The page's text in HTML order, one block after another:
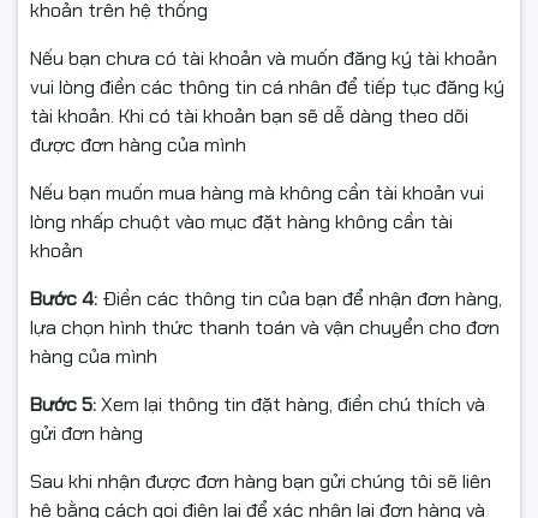
🛠️ Hướng dẫn nhanh
Tắt máy, để nguội cụm sấy trước khi thao tác
Tránh chạm tay vào bề mặt trống; lắp đúng vị trí chốt
Nên kiểm tra đồng thời gạt mực, trục từ, bao lụa – quả
đào – mỡ chịu nhiệt để đạt chất lượng tối ưu
✅ Cam kết từ Ngọc Thọ Computer
Nguồn gốc rõ ràng – Hàng mới – Full VAT
khoản trên hệ thống
Nếu bạn chưa có tài khoản và muốn đăng ký tài khoản
vui lòng điền các thông tin cá nhân để tiếp tục đăng ký
tài khoản. Khi có tài khoản bạn sẽ dễ dàng theo dõi
được đơn hàng của mình
Nếu bạn muốn mua hàng mà không cần tài khoản vui
lòng nhấp chuột vào mục đặt hàng không cần tài
khoản
Bước 4: Điền các thông tin của bạn để nhận đơn hàng,
lựa chọn hình thức thanh toán và vận chuyển cho đơn
hàng của mình
Bước 5:Xem lại thông tin đặt hàng, điền chú thích và
gửi đơn hàng
Sau khi nhận được đơn hàng bạn gửi chúng tôi sẽ liên
hệ bằng cách gọi điện lại để xác nhận lại đơn hàng và